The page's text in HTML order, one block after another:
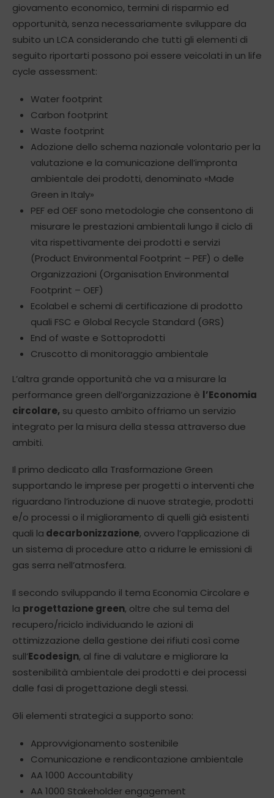
giovamento economico, termini di risparmio ed
opportunità, senza necessariamente sviluppare da
subito un LCA considerando che tutti gli elementi di
seguito riportarti possono poi essere veicolati in un life
cycle assessment:
Water footprint
Carbon footprint
Waste footprint
Adozione dello schema nazionale volontario per la
valutazione e la comunicazione dell’impronta
ambientale dei prodotti, denominato «Made
Green in Italy»
PEF ed OEF sono metodologie che consentono di
misurare le prestazioni ambientali lungo il ciclo di
vita rispettivamente dei prodotti e servizi
(Product Environmental Footprint – PEF) o delle
Organizzazioni (Organisation Environmental
Footprint – OEF)
Ecolabel e schemi di certificazione di prodotto
quali FSC e Global Recycle Standard (GRS)
End of waste e Sottoprodotti
Cruscotto di monitoraggio ambientale
L’altra grande opportunità che va a misurare la
performance green dell’organizzazione è l’Economia
circolare, su questo ambito offriamo un servizio
integrato per la misura della stessa attraverso due
ambiti.
Il primo dedicato alla Trasformazione Green
supportando le imprese per progetti o interventi che
riguardano l’introduzione di nuove strategie, prodotti
e/o processi o il miglioramento di quelli già esistenti
quali la decarbonizzazione, ovvero l’applicazione di
un sistema di procedure atto a ridurre le emissioni di
gas serra nell’atmosfera.
Il secondo sviluppando il tema Economia Circolare e
la progettazione green, oltre che sul tema del
recupero/riciclo individuando le azioni di
ottimizzazione della gestione dei rifiuti così come
sull’Ecodesign, al fine di valutare e migliorare la
sostenibilità ambientale dei prodotti e dei processi
dalle fasi di progettazione degli stessi.
Gli elementi strategici a supporto sono:
Approvvigionamento sostenibile
Comunicazione e rendicontazione ambientale
AA 1000 Accountability
AA 1000 Stakeholder engagement